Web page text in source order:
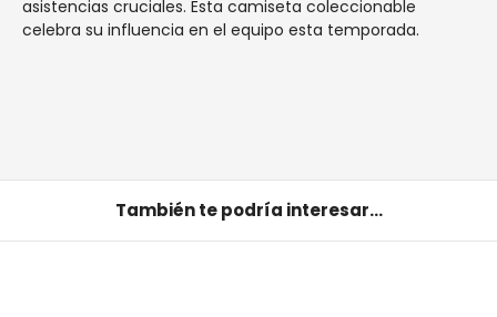
asistencias cruciales. Esta camiseta coleccionable
celebra su influencia en el equipo esta temporada.
También te podría interesar...